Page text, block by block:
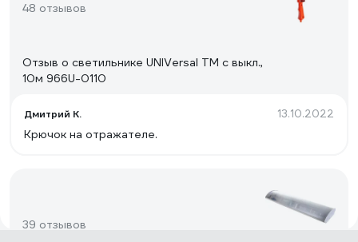
48 отзывов
Отзыв о светильнике UNIVersal ТМ c выкл.,
10м 966U-0110
Дмитрий К. 13.10.2022
Крючок на отражателе.
39 отзывов